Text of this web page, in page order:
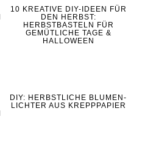
10 KREATIVE DIY-IDEEN FÜR
DEN HERBST:
HERBSTBASTELN FÜR
GEMÜTLICHE TAGE &
HALLOWEEN
DIY: HERBSTLICHE BLUMEN-
LICHTER AUS KREPPPAPIER